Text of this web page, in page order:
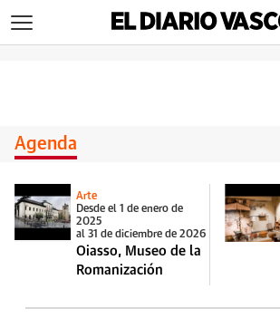
Agenda
Arte
Desde el 1 de enero de
2025
al 31 de diciembre de 2026
Oiasso, Museo de la
Romanización